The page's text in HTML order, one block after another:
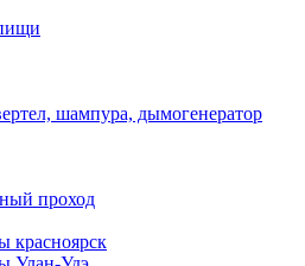
шампура, дымогенератор
проход
красноярск